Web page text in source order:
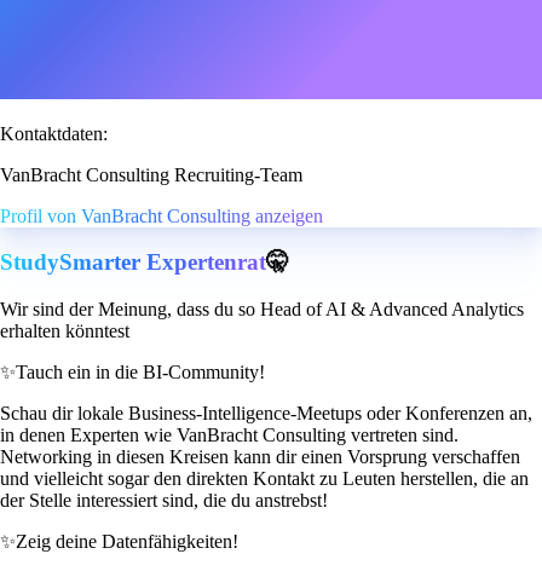
Kontaktdaten:
VanBracht Consulting Recruiting-Team
Profil von VanBracht Consulting anzeigen
StudySmarter Expertenrat🤫
Wir sind der Meinung, dass du so Head of AI & Advanced Analytics
erhalten könntest
✨Tauch ein in die BI-Community!
Schau dir lokale Business-Intelligence-Meetups oder Konferenzen an,
in denen Experten wie VanBracht Consulting vertreten sind.
Networking in diesen Kreisen kann dir einen Vorsprung verschaffen
und vielleicht sogar den direkten Kontakt zu Leuten herstellen, die an
der Stelle interessiert sind, die du anstrebst!
✨Zeig deine Datenfähigkeiten!